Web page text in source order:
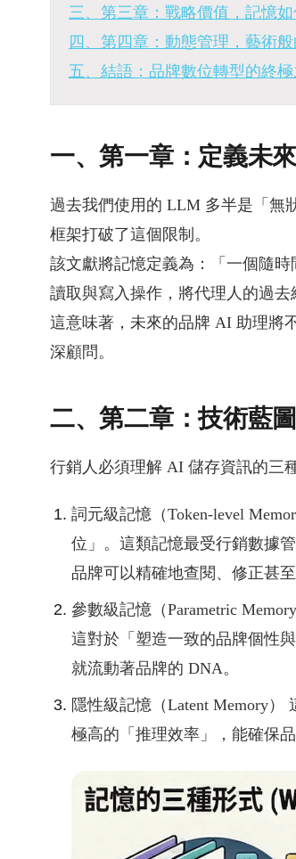
三、第三章：戰略價值，記憶
四、第四章：動態管理，藝術般
五、結語：品牌數位轉型的終
一、第一章：定義未
過去我們使用的 LLM 多半是「無
框架打破了這個限制。
該文獻將記憶定義為：「一個隨時
讀取與寫入操作，將代理人的過去
這意味著，未來的品牌 AI 助理將
深顧問。
二、第二章：技術藍
行銷人必須理解 AI 儲存資訊的三
詞元級記憶（Token-level
位」。這類記憶最受行銷數據
品牌可以精確地查閱、修正甚
參數級記憶（Parametric
這對於「塑造一致的品牌個性
就流動著品牌的 DNA。
隱性級記憶（Latent Memory
極高的「推理效率」，能確保